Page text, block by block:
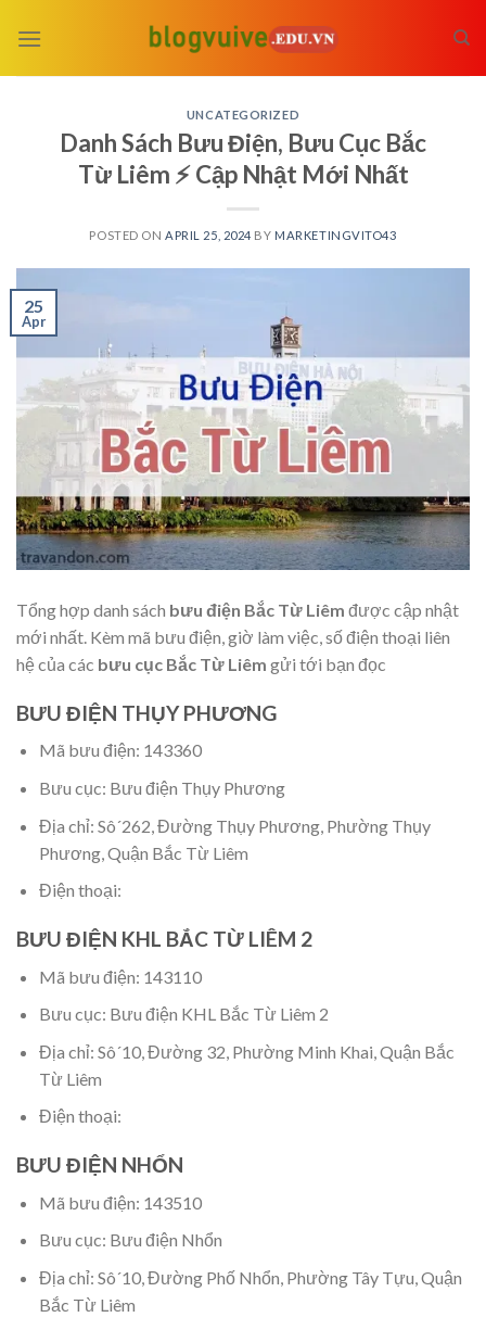
UNCATEGORIZED
Danh Sách Bưu Điện, Bưu Cục Bắc
Từ Liêm ⚡️ Cập Nhật Mới Nhất
POSTED ON APRIL 25, 2024 BY MARKETINGVITO43
25
Apr
Tổng hợp danh sách bưu điện Bắc Từ Liêm được cập nhật
mới nhất. Kèm mã bưu điện, giờ làm việc, số điện thoại liên
hệ của các bưu cục Bắc Từ Liêm gửi tới bạn đọc
BƯU ĐIỆN THỤY PHƯƠNG
Mã bưu điện: 143360
Bưu cục: Bưu điện Thụy Phương
Địa chỉ: Sô´262, Đường Thụy Phương, Phường Thụy
Phương, Quận Bắc Từ Liêm
Điện thoại:
BƯU ĐIỆN KHL BẮC TỪ LIÊM 2
Mã bưu điện: 143110
Bưu cục: Bưu điện KHL Bắc Từ Liêm 2
Địa chỉ: Sô´10, Đường 32, Phường Minh Khai, Quận Bắc
Từ Liêm
Điện thoại:
BƯU ĐIỆN NHỔN
Mã bưu điện: 143510
Bưu cục: Bưu điện Nhổn
Địa chỉ: Sô´10, Đường Phố Nhổn, Phường Tây Tựu, Quận
Bắc Từ Liêm